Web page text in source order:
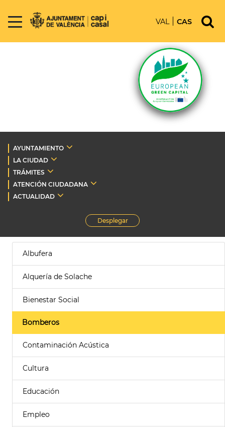
VAL CAS
AYUNTAMIENTO
LA CIUDAD
TRÁMITES
ATENCIÓN CIUDADANA
ACTUALIDAD
Desplegar
Albufera
Alquería de Solache
Bienestar Social
Bomberos
Contaminación Acústica
Cultura
Educación
Empleo